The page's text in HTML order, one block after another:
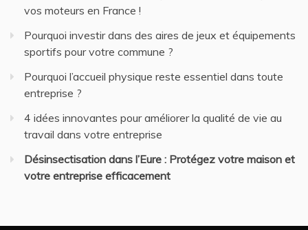
vos moteurs en France !
Pourquoi investir dans des aires de jeux et équipements
sportifs pour votre commune ?
Pourquoi l’accueil physique reste essentiel dans toute
entreprise ?
4 idées innovantes pour améliorer la qualité de vie au
travail dans votre entreprise
Désinsectisation dans l’Eure : Protégez votre maison et
votre entreprise efficacement